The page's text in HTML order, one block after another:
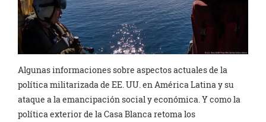
Algunas informaciones sobre aspectos actuales de la
política militarizada de EE. UU. en América Latina y su
ataque a la emancipación social y económica. Y como la
política exterior de la Casa Blanca retoma los